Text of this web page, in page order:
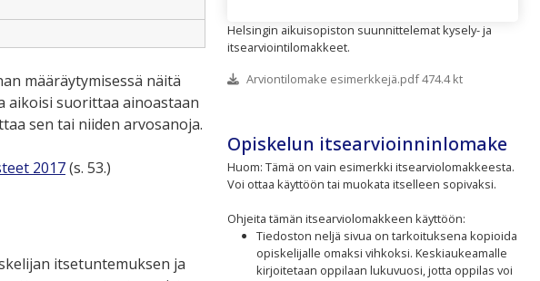
määräytymisessä näitä
aikoisi suorittaa ainoastaan
sen tai niiden arvosanoja.
2017(s. 53.)
itsetuntemuksen ja
Helsingin aikuisopiston suunnittelemat kysely- ja
itsearviointilomakkeet.
Arviontilomake esimerkkejä.pdf 474.4 kt
Opiskelun itsearvioinninlomake
Huom: Tämä on vain esimerkki itsearviolomakkeesta.
Voi ottaa käyttöön tai muokata itselleen sopivaksi.
Ohjeita tämän itsearviolomakkeen käyttöön:
Tiedoston neljä sivua on tarkoituksena kopioida
opiskelijalle omaksi vihkoksi. Keskiaukeamalle
kirjoitetaan oppilaan lukuvuosi, jotta oppilas voi